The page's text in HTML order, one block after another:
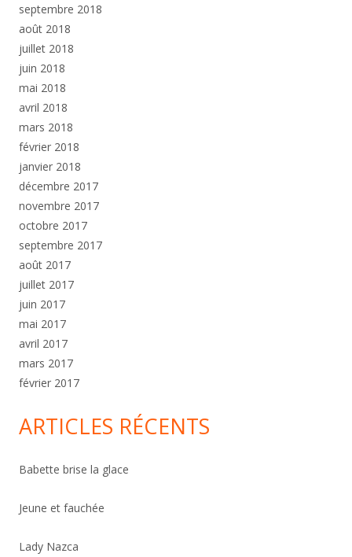
septembre 2018
août 2018
juillet 2018
juin 2018
mai 2018
avril 2018
mars 2018
février 2018
janvier 2018
décembre 2017
novembre 2017
octobre 2017
septembre 2017
août 2017
juillet 2017
juin 2017
mai 2017
avril 2017
mars 2017
février 2017
ARTICLES RÉCENTS
Babette brise la glace
Jeune et fauchée
Lady Nazca